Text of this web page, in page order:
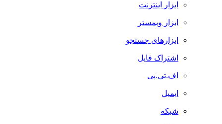
ابزار اینترنت
ابزار وبمستر
ابزارهای جستجو
اشتراک فایل
اف.تی.پی
ایمیل
شبکه